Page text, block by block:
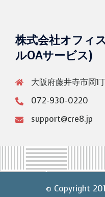
株式会社オフィ
ルOAサービス)
大阪府藤井寺市岡1
072-930-0220
support@cre8.jp
© Copyright